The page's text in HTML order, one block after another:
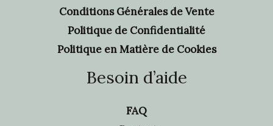
Conditions Générales de Vente
Politique de Confidentialité
Politique en Matière de Cookies
Besoin d’aide
FAQ